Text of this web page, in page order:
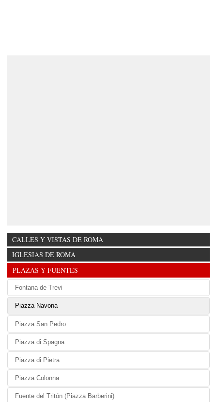
CALLES Y VISTAS DE ROMA
IGLESIAS DE ROMA
PLAZAS Y FUENTES
Fontana de Trevi
Piazza Navona
Piazza San Pedro
Piazza di Spagna
Piazza di Pietra
Piazza Colonna
Fuente del Tritón (Piazza Barberini)